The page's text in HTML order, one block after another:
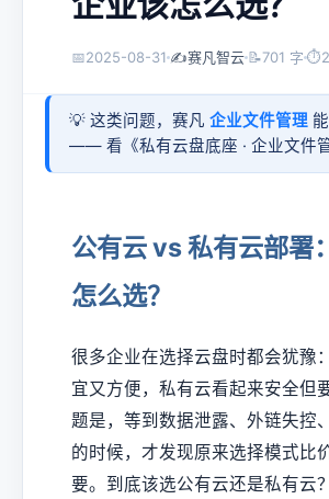
📅2025-08-31 ✍️赛凡智云 📝701 字 ⏱
💡 这类问题，赛凡 企业文件管理
—— 看《私有云盘底座 · 企业文件
公有云 vs 私有云部署
怎么选？
很多企业在选择云盘时都会犹豫
宜又方便，私有云看起来安全但
题是，等到数据泄露、外链失控
的时候，才发现原来选择模式比
要。到底该选公有云还是私有云